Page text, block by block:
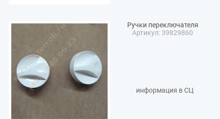
Ручки переключателя
Артикул: 39829860
информация в СЦ